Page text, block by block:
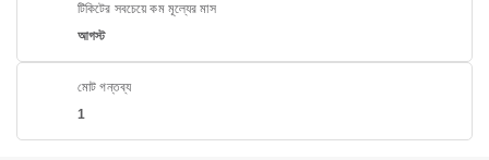
টিকিটের সবচেয়ে কম মূল্যের মাস
আগস্ট
মোট গন্তব্য
1